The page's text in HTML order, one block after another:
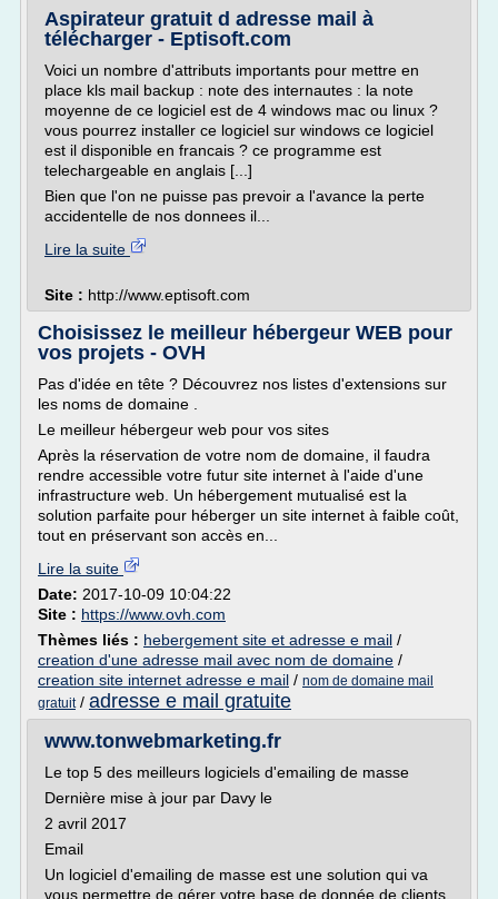
Aspirateur gratuit d adresse mail à
télécharger - Eptisoft.com
Voici un nombre d'attributs importants pour mettre en
place kls mail backup : note des internautes : la note
moyenne de ce logiciel est de 4 windows mac ou linux ?
vous pourrez installer ce logiciel sur windows ce logiciel
est il disponible en francais ? ce programme est
telechargeable en anglais [...]
Bien que l'on ne puisse pas prevoir a l'avance la perte
accidentelle de nos donnees il...
Lire la suite
Site : http://www.eptisoft.com
Choisissez le meilleur hébergeur WEB pour
vos projets - OVH
Pas d'idée en tête ? Découvrez nos listes d'extensions sur
les noms de domaine .
Le meilleur hébergeur web pour vos sites
Après la réservation de votre nom de domaine, il faudra
rendre accessible votre futur site internet à l'aide d'une
infrastructure web. Un hébergement mutualisé est la
solution parfaite pour héberger un site internet à faible coût,
tout en préservant son accès en...
Lire la suite
Date: 2017-10-09 10:04:22
Site : https://www.ovh.com
Thèmes liés : hebergement site et adresse e mail /
creation d'une adresse mail avec nom de domaine /
creation site internet adresse e mail / nom de domaine mail
gratuit/ adresse e mail gratuite
www.tonwebmarketing.fr
Le top 5 des meilleurs logiciels d'emailing de masse
Dernière mise à jour par Davy le
2 avril 2017
Email
Un logiciel d'emailing de masse est une solution qui va
vous permettre de gérer votre base de donnée de clients.